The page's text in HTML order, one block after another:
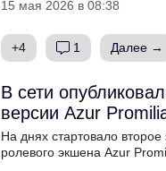
15 мая 2026 в 08:38
+4 1 Далее →
В сети
версии Azur
На днях стартовало
ролевого экшена Azur